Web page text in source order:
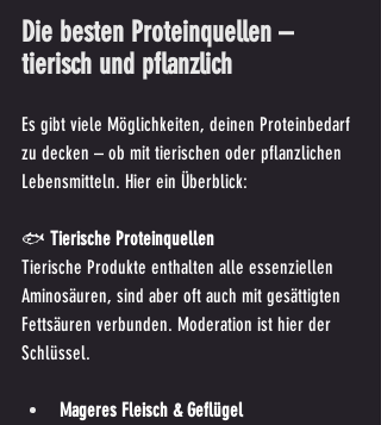
Die besten Proteinquellen –
tierisch und pflanzlich
Es gibt viele Möglichkeiten, deinen Proteinbedarf
zu decken – ob mit tierischen oder pflanzlichen
Lebensmitteln. Hier ein Überblick:
🐟 Tierische Proteinquellen
Tierische Produkte enthalten alle essenziellen
Aminosäuren, sind aber oft auch mit gesättigten
Fettsäuren verbunden. Moderation ist hier der
Schlüssel.
Mageres Fleisch & Geflügel